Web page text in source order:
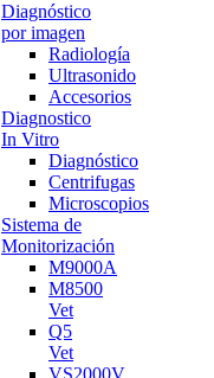
Diagnóstico
por imagen
Radiología
Ultrasonido
Accesorios
Diagnostico
In Vitro
Diagnóstico
Centrifugas
Microscopios
Sistema de
Monitorización
M9000A
M8500
Vet
Q5
Vet
VS2000V